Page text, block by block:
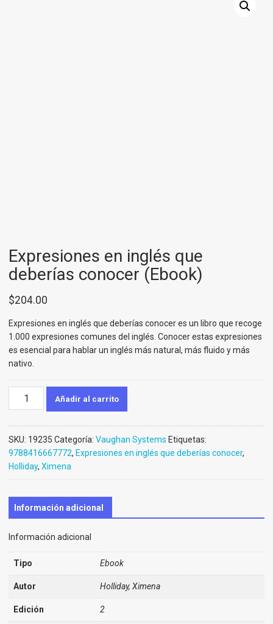
Expresiones en inglés que
deberías conocer (Ebook)
$204.00
Expresiones en inglés que deberías conocer es un libro que recoge
1.000 expresiones comunes del inglés. Conocer estas expresiones
es esencial para hablar un inglés más natural, más fluido y más
nativo.
Expresiones
(Ebook)
Añadir al carrito
SKU: 19235 Categoría: Vaughan Systems Etiquetas:
9788416667772, Expresiones en inglés que deberías conocer,
Holliday, Ximena
Información adicional
Información adicional
Tipo Ebook
Autor Holliday, Ximena
Edición 2